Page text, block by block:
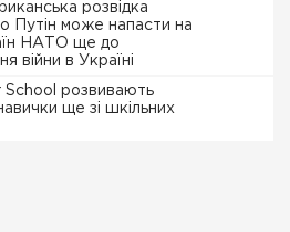
розвідка
Путін може напасти на
НАТО ще до
війни в Україні
School розвивають
ще зі шкільних